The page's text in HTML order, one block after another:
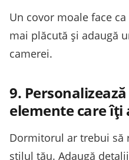
Un covor moale face
mai plăcută și adaugă
camerei.
9.
elemente care îți
Dormitorul ar trebui să
stilul tău. Adaugă